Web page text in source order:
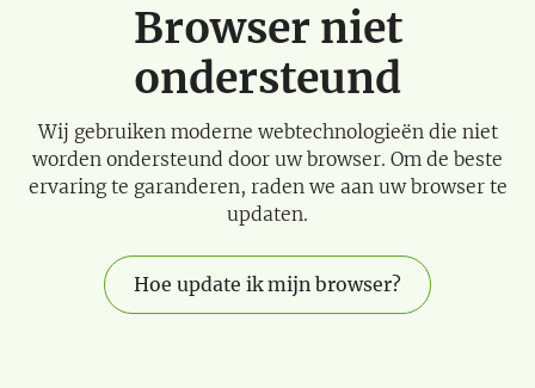
Browser niet
ondersteund
Wij gebruiken moderne webtechnologieën die niet
worden ondersteund door uw browser. Om de beste
ervaring te garanderen, raden we aan uw browser te
updaten.
Hoe update ik mijn browser?